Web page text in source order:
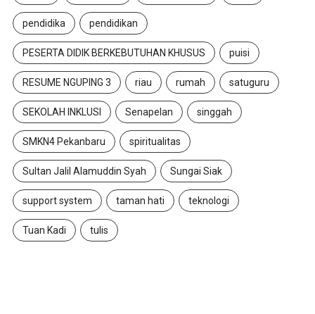
pendidika pendidikan
PESERTA DIDIK BERKEBUTUHAN KHUSUS puisi
RESUME NGUPING 3 riau rumah satuguru
SEKOLAH INKLUSI Senapelan singgah
SMKN4 Pekanbaru spiritualitas
Sultan Jalil Alamuddin Syah Sungai Siak
support system taman hati teknologi
Tuan Kadi tulis